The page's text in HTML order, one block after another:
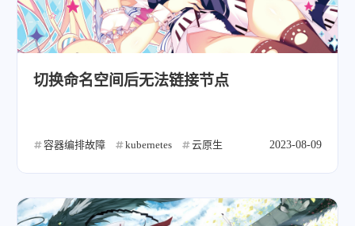
微信 支付宝
切换命名空间后无法链接节点
容器编排故障 kubernetes 云原生 2023-08-09